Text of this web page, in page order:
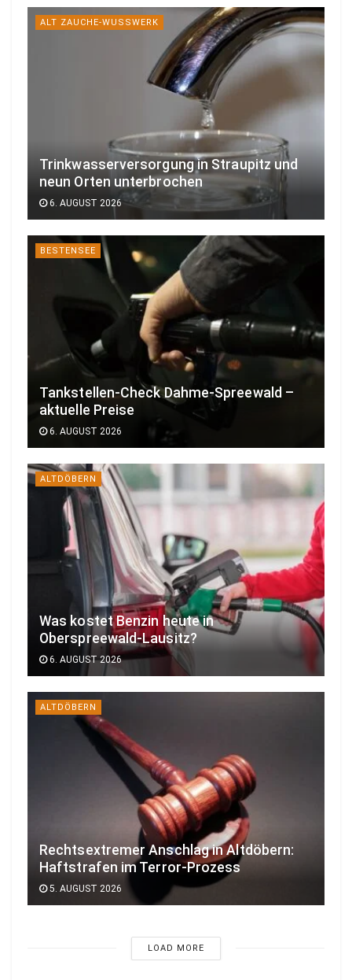
ALT ZAUCHE-WUSSWERK
Trinkwasserversorgung in Straupitz und
neun Orten unterbrochen
6. AUGUST 2026
BESTENSEE
Tankstellen-Check Dahme-Spreewald –
aktuelle Preise
6. AUGUST 2026
ALTDÖBERN
Was kostet Benzin heute in
Oberspreewald-Lausitz?
6. AUGUST 2026
ALTDÖBERN
Rechtsextremer Anschlag in Altdöbern:
Haftstrafen im Terror-Prozess
5. AUGUST 2026
LOAD MORE